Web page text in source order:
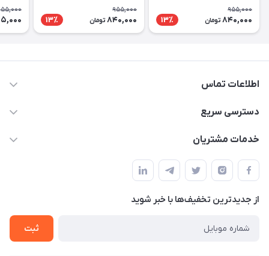
guide to learning the
Korean language
955,000
840,000 تومان 13٪
learning the Korean
language
955,000
840,000 تومان 13٪
the
اطلاعات تماس
09371742423
طبقه بالای دنیای لبنیات (مراجعه حضوری فقط در صورت هماهنگی
قبلی با شماره ۰۹۳۷۱۷۴۲۴۲۳ امکان پذیر است)
دسترسی سریع
حساب کاربری
لیست محصولات
درباره ما
خدمات مشتریان
قوانین و مقررات
حریم خصوصی
راهنما
از جدید‌ترین تخفیف‌ها با‌ خبر شوید
ثبت